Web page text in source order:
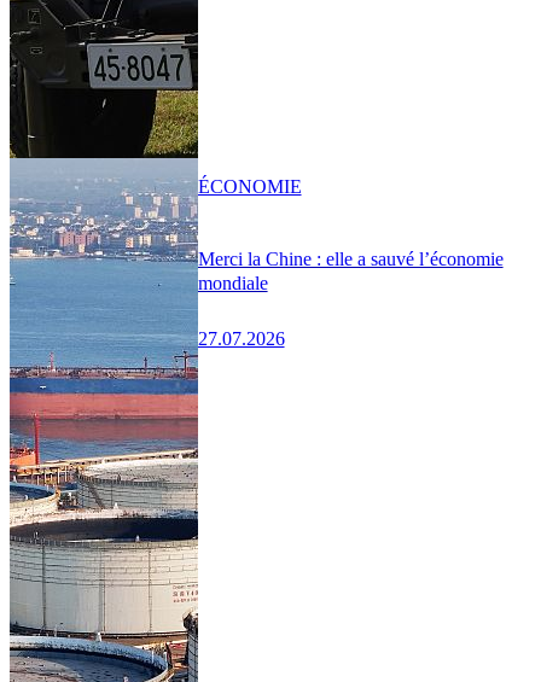
Merci la Chine : elle a sauvé l’économie
mondiale
27.07.2026
ÉCONOMIE